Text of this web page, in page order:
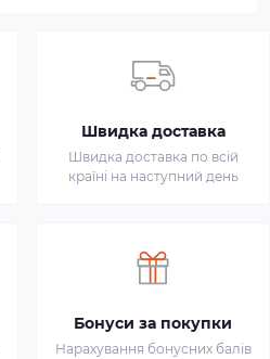
Швидка доставка
Швидка доставка по всій
країні на наступний день
Бонуси за покупки
Нарахування бонусних балів